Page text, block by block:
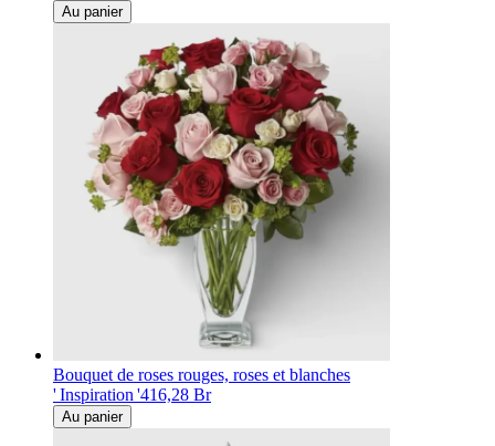
Au panier
Bouquet de roses rouges, roses et blanches
' Inspiration '416,28 Br
Au panier